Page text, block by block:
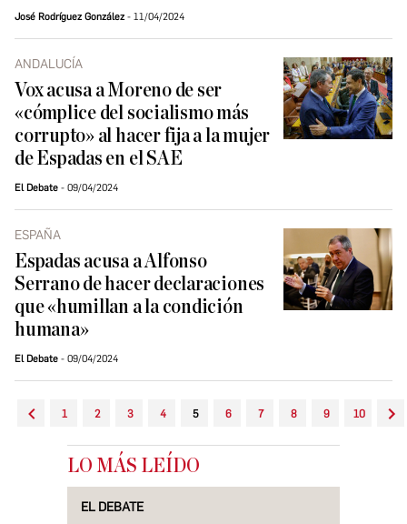
José Rodríguez González 11/04/2024
ANDALUCÍA
Vox acusa a Moreno de ser
«cómplice del socialismo más
corrupto» al hacer fija a la mujer
de Espadas en el SAE
El Debate 09/04/2024
ESPAÑA
Espadas acusa a Alfonso
Serrano de hacer declaraciones
que «humillan a la condición
humana»
El Debate 09/04/2024
1 2 3 4 5 6 7 8 9 10
LO MÁS LEÍDO
EL DEBATE